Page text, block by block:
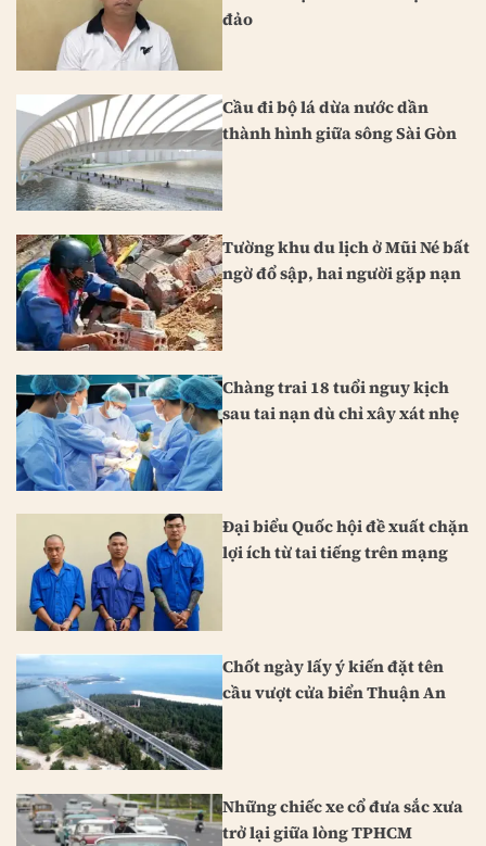
đảo
Cầu đi bộ lá dừa nước dần
thành hình giữa sông Sài Gòn
Tường khu du lịch ở Mũi Né bất
ngờ đổ sập, hai người gặp nạn
Chàng trai 18 tuổi nguy kịch
sau tai nạn dù chỉ xây xát nhẹ
Đại biểu Quốc hội đề xuất chặn
lợi ích từ tai tiếng trên mạng
Chốt ngày lấy ý kiến đặt tên
cầu vượt cửa biển Thuận An
Những chiếc xe cổ đưa sắc xưa
trở lại giữa lòng TPHCM